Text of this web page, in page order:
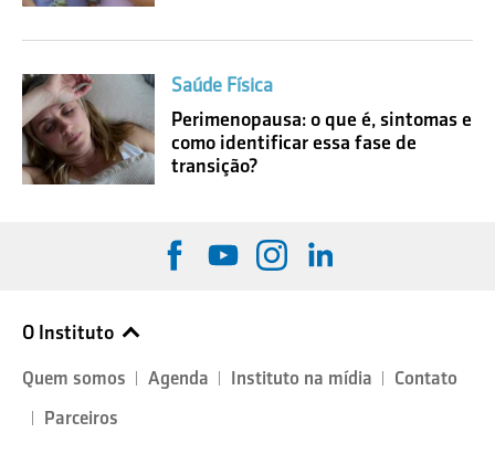
Saúde Física
Perimenopausa: o que é, sintomas e
como identificar essa fase de
transição?
O Instituto
Quem somos Agenda Instituto na mídia
Contato
Parceiros